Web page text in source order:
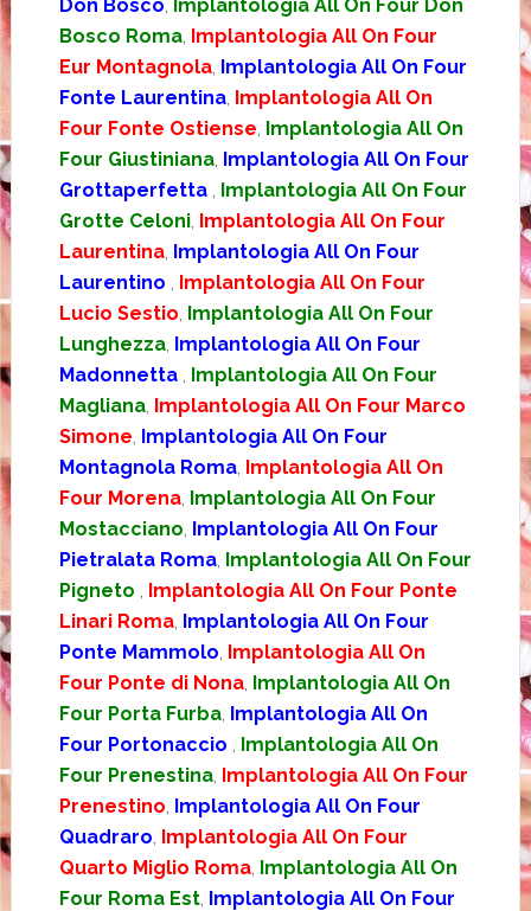
Don Bosco
Implantologia All On Four Don
Bosco Roma, Implantologia All On Four
Eur Montagnola, Implantologia All On Four
Fonte Laurentina, Implantologia All On
Four Fonte Ostiense Implantologia All On
Four Giustiniana, Implantologia All On Four
Grottaperfetta
Implantologia All On Four
Grotte Celoni, Implantologia All On Four
Laurentina, Implantologia All On Four
Laurentino
Implantologia All On Four
Lucio Sestio Implantologia All On Four
Lunghezza, Implantologia All On Four
Madonnetta
Implantologia All On Four
Magliana, Implantologia All On Four Marco
Simone Implantologia All On Four
Montagnola Roma, Implantologia All On
Four Morena, Implantologia All On Four
Mostacciano Implantologia All On Four
Pietralata Roma, Implantologia All On Four
Pigneto
Implantologia All On Four Ponte
Linari Roma, Implantologia All On Four
Ponte Mammolo Implantologia All On
Four Ponte di Nona, Implantologia All On
Four Porta Furba, Implantologia All On
Four Portonaccio
Implantologia All On
Four Prenestina, Implantologia All On Four
Prenestino Implantologia All On Four
Quadraro Implantologia All On Four
Quarto Miglio Roma, Implantologia All On
Four Roma Est, Implantologia All On Four